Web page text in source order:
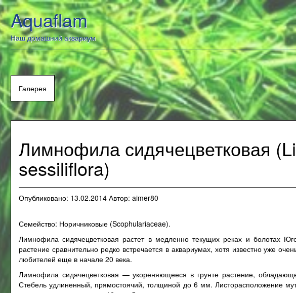
Перейти
к
содержанию
Aquaflam
Наш домашний аквариум
Галерея
Лимнофила сидячецветковая
sessiliflora)
Опубликовано: 13.02.2014 Автор: aimer80
Семейство: Норичниковые (Scophulariaceae).
Лимнофила сидячецветковая растет в медленно текущих реках и болотах
растение сравнительно редко встречается в аквариумах, хотя известно уже
любителей еще в начале 20 века.
Лимнофила сидячецветковая — укореняющееся в грунте растение,
Стебель удлиненный, прямостоячий, толщиной до 6 мм. Листорасположение